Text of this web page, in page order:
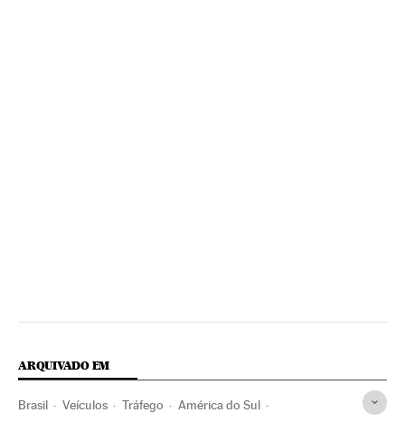
ARQUIVADO EM
Brasil Veículos Tráfego América do Sul